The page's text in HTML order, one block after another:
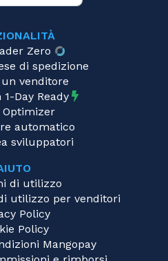
Zero
di spedizione
venditore
Day Ready
Optimizer
automatico
sviluppatori
di utilizzo
utilizzo per venditori
Policy
Policy
Mangopay